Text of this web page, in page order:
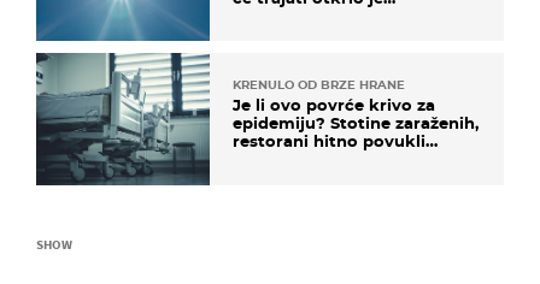
KRENULO OD BRZE HRANE
Je li ovo povrće krivo za
epidemiju? Stotine zaraženih,
restorani hitno povukli
SHOW